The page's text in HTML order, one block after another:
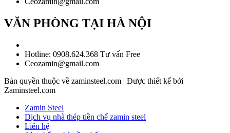
VĂN PHÒNG TẠI HÀ NỘI
Hotline: 0908.624.368 Tư vấn Free
Ceozamin@gmail.com
Bản quyền thuộc về zaminsteel.com | Được thiết kế bởi
Zaminsteel.com
Zamin Steel
Dịch vụ nhà thép tiền chế zamin steel
Liên hệ